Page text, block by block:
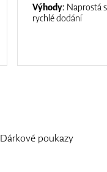
Výhody: Naprostá
rychlé dodání
Dárkové poukazy